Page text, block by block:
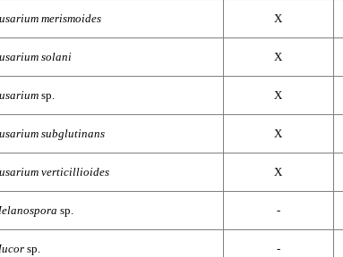
merismoides X
solani X
sp. X
subglutinans X
verticillioides X
sp. -
sp. -